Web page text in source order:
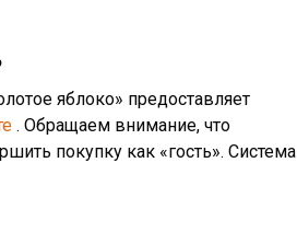
яблоко» предоставляет
. Обращаем внимание, что
покупку как «гость». Система